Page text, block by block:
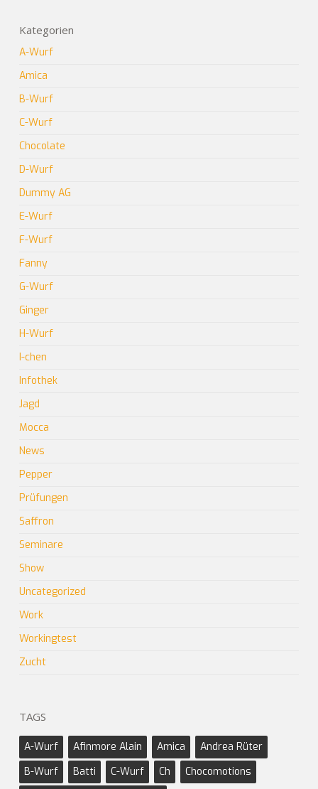
Kategorien
A-Wurf
Amica
B-Wurf
C-Wurf
Chocolate
D-Wurf
Dummy AG
E-Wurf
F-Wurf
Fanny
G-Wurf
Ginger
H-Wurf
I-chen
Infothek
Jagd
Mocca
News
Pepper
Prüfungen
Saffron
Seminare
Show
Uncategorized
Work
Workingtest
Zucht
TAGS
A-Wurf Afinmore Alain Amica
Andrea Rüter
B-Wurf
Batti C-Wurf Ch
Chocomotions